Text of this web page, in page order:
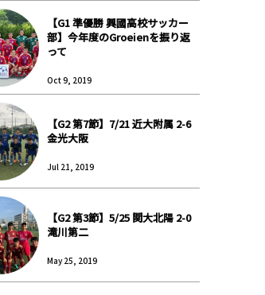
【G1 準優勝 興國高校サッカー
部】今年度のGroeienを振り返
って
Oct 9, 2019
【G2 第7節】7/21 近大附属 2-6
金光大阪
Jul 21, 2019
【G2 第3節】5/25 関大北陽 2-0
滝川第二
May 25, 2019